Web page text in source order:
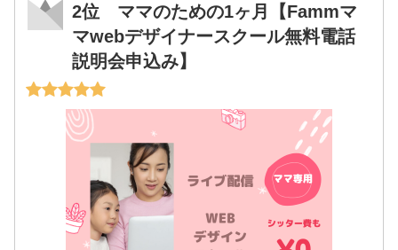
2位 ママのための1ヶ月【Fammマ
マwebデザイナースクール無料電話
説明会申込み】